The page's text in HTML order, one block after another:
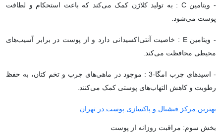
- ویتامین C : به تولید کلاژن کمک می‌کند که باعث استحکام و لطافت
پوست می‌شود.
- ویتامین E : خاصیت آنتی‌اکسیدانی دارد و از پوست در برابر آسیب‌های
محیطی محافظت می‌کند.
- اسیدهای چرب امگا-3 : موجود در ماهی‌های چرب و تخم کتان، به حفظ
رطوبت و کاهش التهاب‌های پوستی کمک می‌کنند.
بهترین مرکز فیشیال و پاکسازی پوست در تهران
بخش سوم: مراقبت روزانه از پوست